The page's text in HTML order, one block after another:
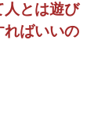
人とは遊び
ればいいの